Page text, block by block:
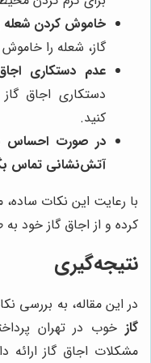
خاموش کردن شعله
گاز، شعله را خاموش
عدم دستکاری
دستکاری اجاق
کنید.
در صورت احساس
آتش‌نشانی تماس
با رعایت این نکات ساده،
کرده و از اجاق گاز خود به
نتیجه‌گیری
در این مقاله، به بررسی
گاز خوب در تهران
مشکلات اجاق گاز ارائه